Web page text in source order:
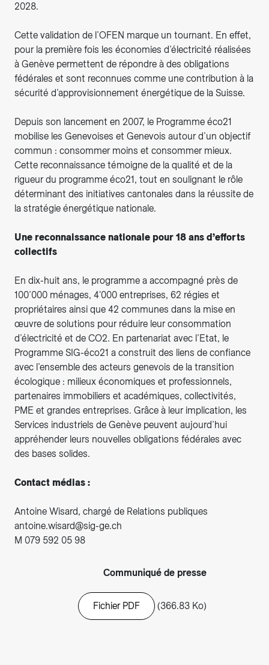
2028.
Cette validation de l’OFEN marque un tournant. En effet,
pour la première fois les économies d’électricité réalisées
à Genève permettent de répondre à des obligations
fédérales et sont reconnues comme une contribution à la
sécurité d’approvisionnement énergétique de la Suisse.
Depuis son lancement en 2007, le Programme éco21
mobilise les Genevoises et Genevois autour d’un objectif
commun : consommer moins et consommer mieux.
Cette reconnaissance témoigne de la qualité et de la
rigueur du programme éco21, tout en soulignant le rôle
déterminant des initiatives cantonales dans la réussite de
la stratégie énergétique nationale.
Une reconnaissance nationale pour 18 ans d’efforts
collectifs
En dix-huit ans, le programme a accompagné près de
100’000 ménages, 4'000 entreprises, 62 régies et
propriétaires ainsi que 42 communes dans la mise en
œuvre de solutions pour réduire leur consommation
d’électricité et de CO2. En partenariat avec l’Etat, le
Programme SIG-éco21 a construit des liens de confiance
avec l’ensemble des acteurs genevois de la transition
écologique : milieux économiques et professionnels,
partenaires immobiliers et académiques, collectivités,
PME et grandes entreprises. Grâce à leur implication, les
Services industriels de Genève peuvent aujourd’hui
appréhender leurs nouvelles obligations fédérales avec
des bases solides.
Contact médias :
Antoine Wisard, chargé de Relations publiques
antoine.wisard@sig-ge.ch
M 079 592 05 98
Communiqué de presse
Fichier PDF (366.83 Ko)